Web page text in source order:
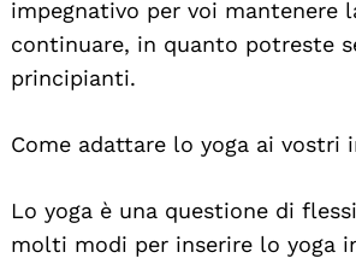
impegnativo per voi mantenere
continuare, in quanto potreste
principianti.
Come adattare lo yoga ai vostri
Lo yoga è una questione di
molti modi per inserire lo yoga